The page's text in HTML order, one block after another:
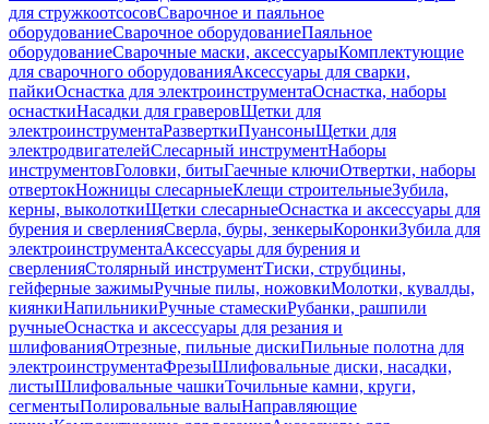
для стружкоотсосовСварочное и паяльное
оборудованиеСварочное оборудованиеПаяльное
оборудованиеСварочные маски, аксессуарыКомплектующие
для сварочного оборудованияАксессуары для сварки,
пайкиОснастка для электроинструментаОснастка, наборы
оснасткиНасадки для граверовЩетки для
электроинструментаРазверткиПуансоныЩетки для
электродвигателейСлесарный инструментНаборы
инструментовГоловки, битыГаечные ключиОтвертки, наборы
отвертокНожницы слесарныеКлещи строительныеЗубила,
керны, выколоткиЩетки слесарныеОснастка и аксессуары для
бурения и сверленияСверла, буры, зенкерыКоронкиЗубила для
электроинструментаАксессуары для бурения и
сверленияСтолярный инструментТиски, струбцины,
гейферные зажимыРучные пилы, ножовкиМолотки, кувалды,
киянкиНапильникиРучные стамескиРубанки, рашпили
ручныеОснастка и аксессуары для резания и
шлифованияОтрезные, пильные дискиПильные полотна для
электроинструментаФрезыШлифовальные диски, насадки,
листыШлифовальные чашкиТочильные камни, круги,
сегментыПолировальные валыНаправляющие